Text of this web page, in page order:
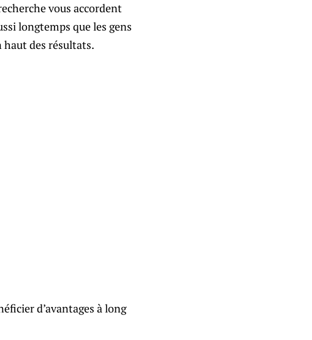
vous accordent
longtemps que les gens
des résultats.
d’avantages à long